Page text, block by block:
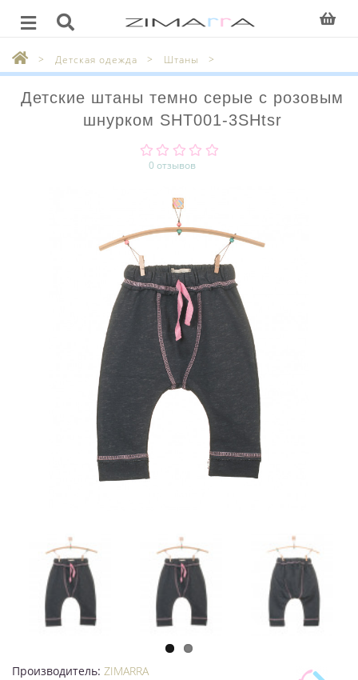
Детская одежда Штаны
Детские штаны темно серые с розовым
шнурком SHT001-3SHtsr
0 отзывов
Производитель: ZIMARRA